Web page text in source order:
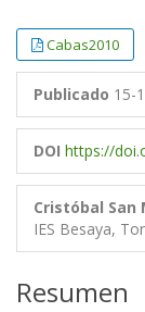
Cabas2010
Publicado 15-
DOI https://
Cristóbal San
IES Besaya,
Resumen